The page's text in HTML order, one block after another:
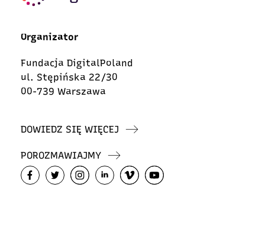
Organizator
Fundacja DigitalPoland
ul. Stępińska 22/30
00-739 Warszawa
DOWIEDZ SIĘ WIĘCEJ
POROZMAWIAJMY